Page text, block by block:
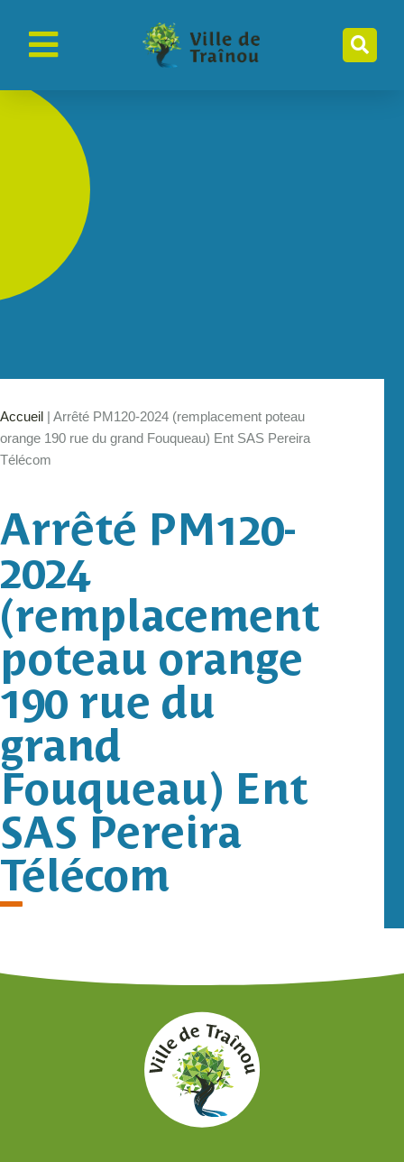
Accueil | Arrêté PM120-2024 (remplacement poteau
orange 190 rue du grand Fouqueau) Ent SAS Pereira
Télécom
Arrêté PM120-
2024
(remplacement
poteau orange
190 rue du
grand
Fouqueau) Ent
SAS Pereira
Télécom